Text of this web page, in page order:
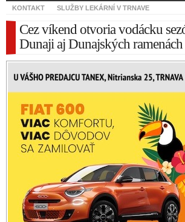
KONTAKT SLUŽBY LEKÁRNÍ V TRNAVE
Cez víkend otvoria vodácku
Dunaji aj Dunajských